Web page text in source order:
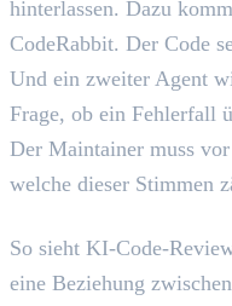
hinterlassen. Dazu
CodeRabbit. Der Code
Und ein zweiter Agent
Frage, ob ein Fehlerfall
Der Maintainer muss
welche dieser Stimmen
So sieht KI-Code-
eine Beziehung